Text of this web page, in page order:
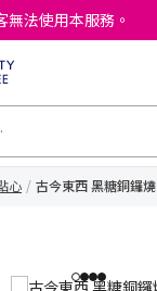
無法使用本服務。
心 古今東西 黑糖銅鑼燒
1234